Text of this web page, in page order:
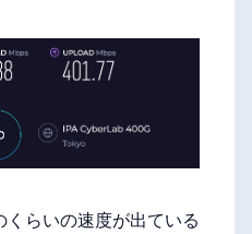
らいの速度が出ている